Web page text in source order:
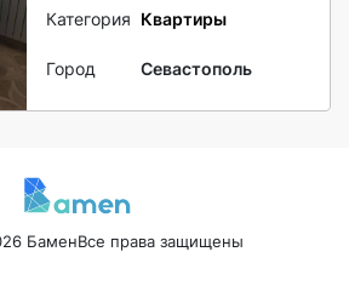
Категория Квартиры
Город Севастополь
БаменВсе права защищены